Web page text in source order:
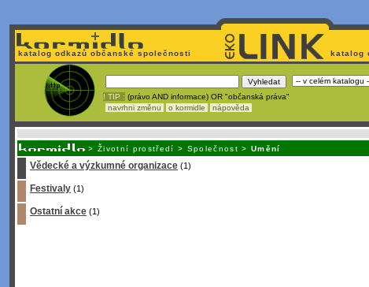
katalog odkazů občanské společnosti katalog
! TIP : (právo AND informace) OR "občanská práva"
navrhni změnu
o kormidle nápověda
> Životní prostředí > Společnost >Umění
Vědecké a výzkumné organizace (1)
Festivaly (1)
Ostatní akce (1)